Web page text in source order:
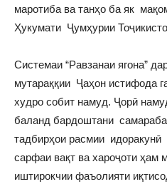
маротиба ва танҳо ба як
Ҳукумати Ҷумҳурии
Системаи “Равзанаи ягона”
мутараққии Ҷаҳон истифода
худро собит намуд. Ҷорӣ
баланд бардоштани
тадбирҳои расмии идоракунӣ
сарфаи вақт ва хароҷоти ҳам
иштирокчии фаъолияти